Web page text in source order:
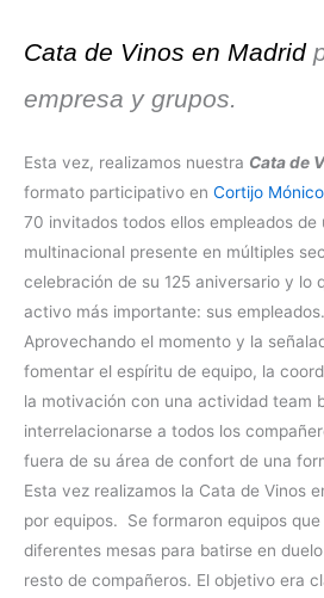
Cata de Vinos en Madrid
empresa y grupos.
Esta vez, realizamos nuestra Cata de
formato participativo en Cortijo
70 invitados todos ellos empleados
multinacional presente en múltiples
celebración de su 125 aniversario y lo
activo más importante: sus empleados.
Aprovechando el momento y la
fomentar el espíritu de equipo, la
la motivación con una actividad team
interrelacionarse a todos los
fuera de su área de confort de una
Esta vez realizamos la Cata de Vinos
por equipos. Se formaron equipos
diferentes mesas para batirse en
resto de compañeros. El objetivo era